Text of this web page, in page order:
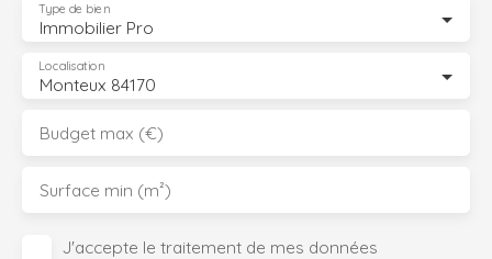
Immobilier Pro
Type de bien
Monteux 84170
Localisation
Budget max (€)
Surface min (m²)
J'accepte le traitement de mes données